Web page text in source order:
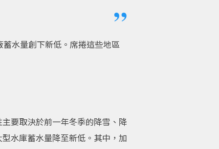
水量創下新低。席捲這些地區
要取決於前一年冬季的降雪、降
水庫蓄水量降至新低。其中，加